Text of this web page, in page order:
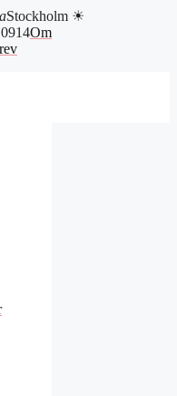
Stockholm ☀
Om